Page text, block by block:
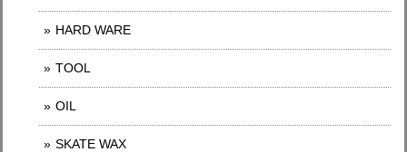
HARD WARE
TOOL
OIL
SKATE WAX